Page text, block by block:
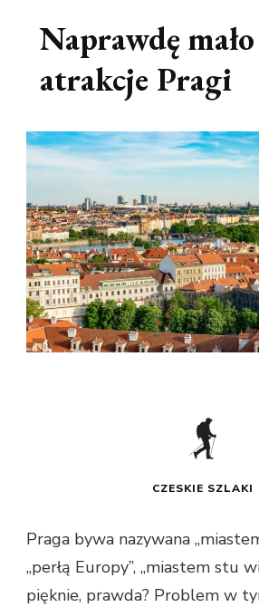
Naprawdę
atrakcje Pragi
CZESKIE SZLAKI
Praga bywa nazywana
„perłą Europy”, „miastem stu
pięknie, prawda? Problem w